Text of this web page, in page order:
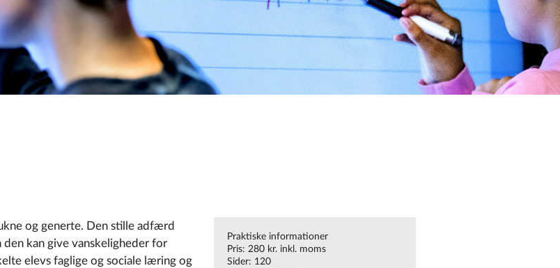
og generte. Den stille adfærd
kan give vanskeligheder for
elevs faglige og sociale læring og
Praktiske informationer
Pris: 280 kr. inkl. moms
Sider: 120